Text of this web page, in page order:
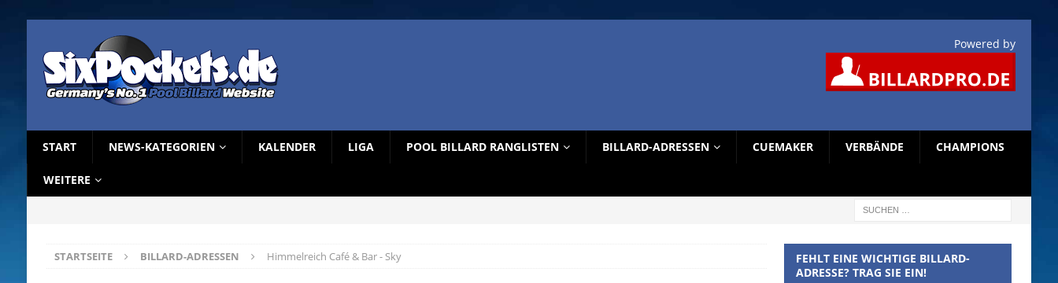
Powered by
START NEWS-KATEGORIEN KALENDER LIGA POOL BILLARD RANGLISTEN BILLARD-ADRESSEN CUEMAKER VERBÄNDE CHAMPIONS
WEITERE
STARTSEITE BILLARD-ADRESSEN Himmelreich Café & Bar - Sky
FEHLT EINE WICHTIGE BILLARD-
ADRESSE? TRAG SIE EIN!